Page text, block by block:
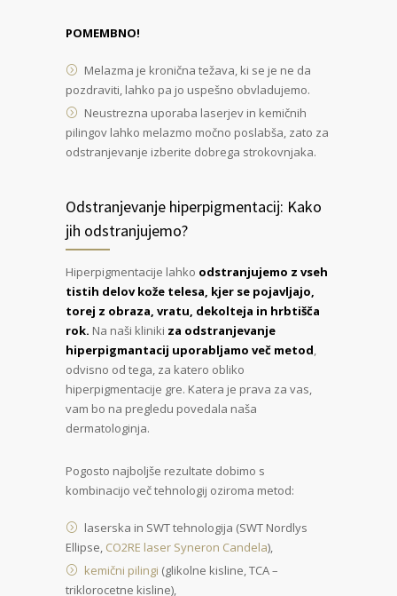
POMEMBNO!
Melazma je kronična težava, ki se je ne da
pozdraviti, lahko pa jo uspešno obvladujemo.
Neustrezna uporaba laserjev in kemičnih
pilingov lahko melazmo močno poslabša, zato za
odstranjevanje izberite dobrega strokovnjaka.
Odstranjevanje hiperpigmentacij: Kako
jih odstranjujemo?
Hiperpigmentacije lahko odstranjujemo z vseh
tistih delov kože telesa, kjer se pojavljajo,
torej z obraza, vratu, dekolteja in hrbtišča
rok. Na naši kliniki za odstranjevanje
hiperpigmantacij uporabljamo več metod,
odvisno od tega, za katero obliko
hiperpigmentacije gre. Katera je prava za vas,
vam bo na pregledu povedala naša
dermatologinja.
Pogosto najboljše rezultate dobimo s
kombinacijo več tehnologij oziroma metod:
laserska in SWT tehnologija (SWT Nordlys
Ellipse, CO2RE laser Syneron Candela),
kemični pilingi (glikolne kisline, TCA –
triklorocetne kisline),